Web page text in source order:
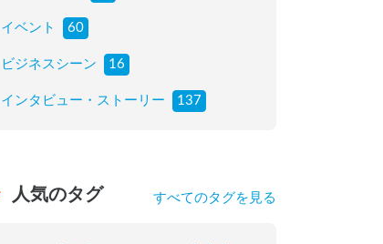
イベント 60
ビジネスシーン 16
インタビュー・ストーリー 137
人気のタグ すべてのタグを見る